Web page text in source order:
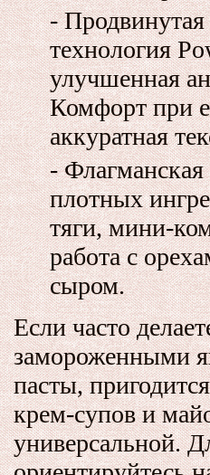
-
технология
улучшенная
Комфорт при
аккуратная
-
плотных
тяги,
работа с
сыром.
Если часто
замороженными
пасты,
крем‑супов и
универсальной.